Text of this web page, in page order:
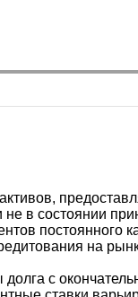
в состоянии
постоянного
на
долга с